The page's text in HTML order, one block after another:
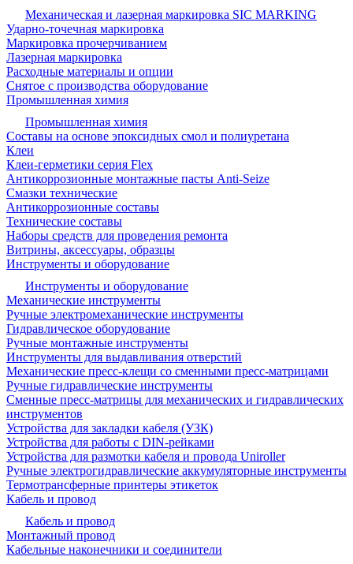
Механическая и лазерная маркировка SIC MARKING
Ударно-точечная маркировка
Маркировка прочерчиванием
Лазерная маркировка
Расходные материалы и опции
Снятое с производства оборудование
Промышленная химия
Промышленная химия
Составы на основе эпоксидных смол и полиуретана
Клеи
Клеи-герметики серия Flex
Антикоррозионные монтажные пасты Anti-Seize
Смазки технические
Антикоррозионные составы
Технические составы
Наборы средств для проведения ремонта
Витрины, аксессуары, образцы
Инструменты и оборудование
Инструменты и оборудование
Механические инструменты
Ручные электромеханические инструменты
Гидравлическое оборудование
Ручные монтажные инструменты
Инструменты для выдавливания отверстий
Механические пресс-клещи со сменными пресс-матрицами
Ручные гидравлические инструменты
Сменные пресс-матрицы для механических и гидравлических
инструментов
Устройства для закладки кабеля (УЗК)
Устройства для работы с DIN-рейками
Устройства для размотки кабеля и провода Uniroller
Ручные электрогидравлические аккумуляторные инструменты
Термотрансферные принтеры этикеток
Кабель и провод
Кабель и провод
Монтажный провод
Кабельные наконечники и соединители